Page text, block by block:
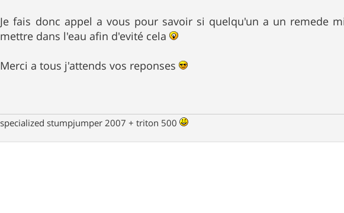
Je fais donc appel a vous pour savoir si quelqu'un a un remede
mettre dans l'eau afin d'evité cela
Merci a tous j'attends vos reponses
specialized stumpjumper 2007 + triton 500